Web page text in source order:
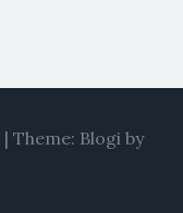
| Theme: Blogi by